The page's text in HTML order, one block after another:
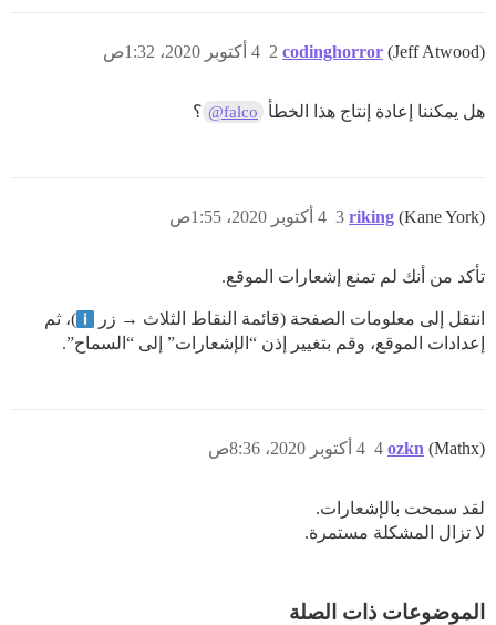
codinghorror (Jeff Atwood) 4 أكتوبر 2020، 1:32ص 2
هل يمكننا إعادة إنتاج هذا الخطأ @falco ؟
riking (Kane York) 4 أكتوبر 2020، 1:55ص 3
تأكد من أنك لم تمنع إشعارات الموقع.
انتقل إلى معلومات الصفحة (قائمة النقاط الثلاث → زر
)، ثم
إعدادات الموقع، وقم بتغيير إذن “الإشعارات” إلى “السماح”.
ozkn (Mathx) 4 أكتوبر 2020، 8:36ص 4
لقد سمحت بالإشعارات.
لا تزال المشكلة مستمرة.
الموضوعات ذات الصلة